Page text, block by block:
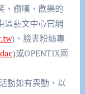
、讚嘆、歡樂的
區藝文中心官網
)、臉書粉絲專
)或OPENTIX兩
動如有異動，以